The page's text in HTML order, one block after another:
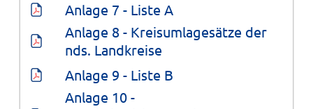
Anlage 7 - Liste A
Anlage 8 - Kreisumlagesätze der
nds. Landkreise
Anlage 9 - Liste B
Anlage 10 -